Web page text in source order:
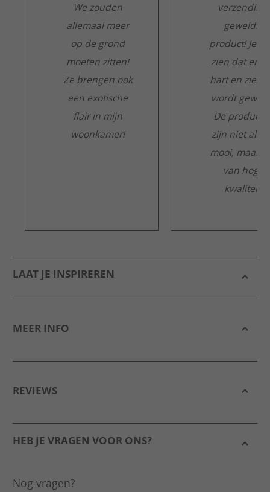
verzending,
geweldig
product! Je
zien dat er
hart en ziel
wordt
De
zijn niet
mooi, maar
van hoge
kwaliteit.
We zouden
allemaal meer
op de grond
moeten zitten!
Ze brengen ook
een exotische
flair in mijn
woonkamer!
LAAT JE INSPIREREN
MEER INFO
REVIEWS
HEB JE VRAGEN VOOR ONS?
Nog vragen?